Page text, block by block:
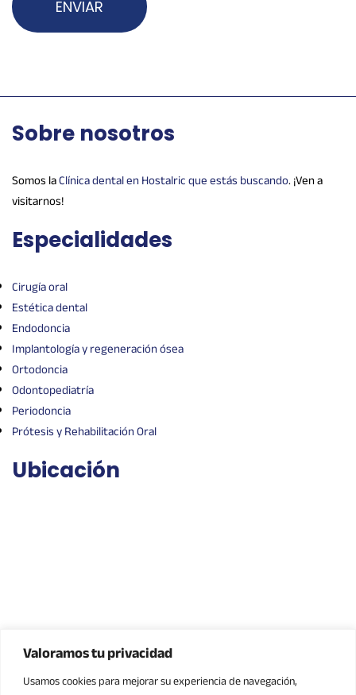
Valoramos tu privacidad
Usamos cookies para mejorar su experiencia de navegación,
Sobre nosotros
Somos laClínica dental en Hostalric que estás buscando. ¡Ven a
visitarnos!
Especialidades
Cirugía oral
Estética dental
Endodoncia
Implantología y regeneración ósea
Ortodoncia
Odontopediatría
Periodoncia
Prótesis y Rehabilitación Oral
Ubicación
Contacto